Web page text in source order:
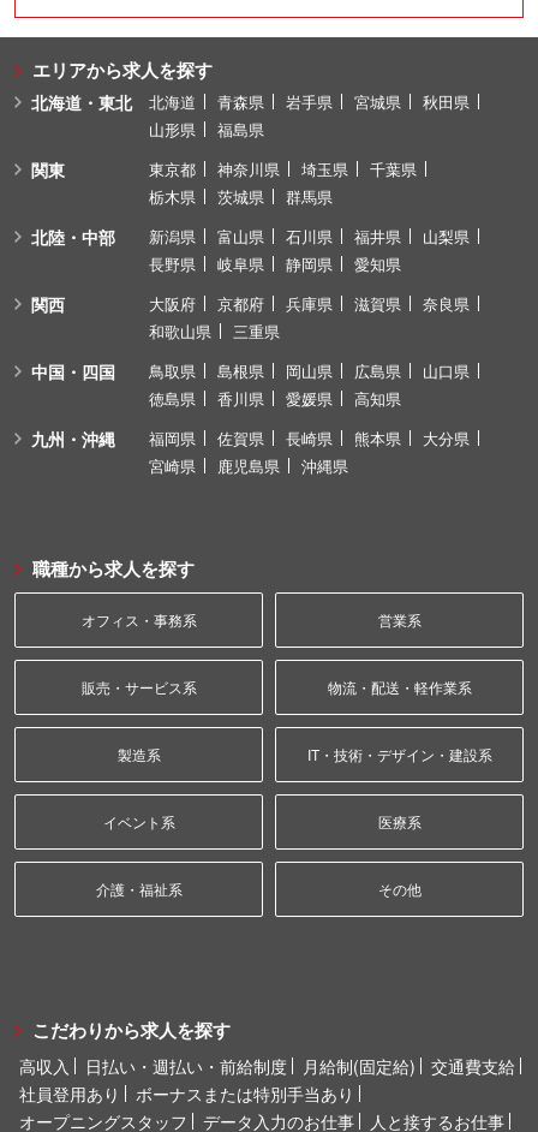
エリアから求人を探す
北海道・東北 北海道 青森県 岩手県 宮城県
秋田県
山形県
福島県
関東 東京都 神奈川県 埼玉県
千葉県
栃木県
茨城県 群馬県
北陸・中部 新潟県 富山県 石川県 福井県
山梨県
長野県
岐阜県 静岡県 愛知県
関西 大阪府 京都府 兵庫県 滋賀県
奈良県
和歌山県
三重県
中国・四国 鳥取県 島根県 岡山県 広島県
山口県
徳島県
香川県 愛媛県 高知県
九州・沖縄 福岡県 佐賀県 長崎県 熊本県
大分県
宮崎県
鹿児島県 沖縄県
職種から求人を探す
オフィス・事務系 営業系
販売・サービス系 物流・配送・軽作業系
製造系 IT・技術・デザイン・建設系
イベント系 医療系
介護・福祉系 その他
こだわりから求人を探す
高収入 日払い・週払い・前給制度 月給制(固定給)
交通費支給
社員登用あり
ボーナスまたは特別手当あり
オープニングスタッフ
データ入力のお仕事 人と接するお仕事